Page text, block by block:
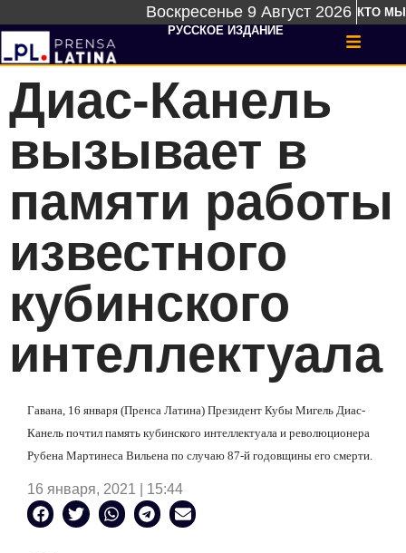
Воскресенье 9 Август 2026 КТО МЫ
РУССКОЕ ИЗДАНИЕ
Диас-Канель
вызывает в
памяти работы
известного
кубинского
интеллектуала
Гавана, 16 января (Пренса Латина) Президент Кубы Мигель Диас-
Канель почтил память кубинского интеллектуала и революционера
Рубена Мартинеса Вильена по случаю 87-й годовщины его смерти.
16 января, 2021 | 15:44